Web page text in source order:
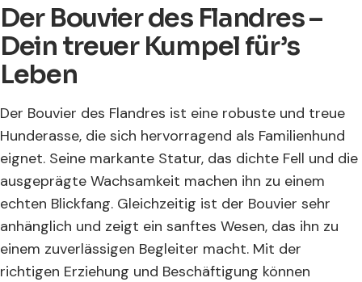
Der Bouvier des Flandres –
Dein treuer Kumpel für’s
Leben
Der Bouvier des Flandres ist eine robuste und treue
Hunderasse, die sich hervorragend als Familienhund
eignet. Seine markante Statur, das dichte Fell und die
ausgeprägte Wachsamkeit machen ihn zu einem
echten Blickfang. Gleichzeitig ist der Bouvier sehr
anhänglich und zeigt ein sanftes Wesen, das ihn zu
einem zuverlässigen Begleiter macht. Mit der
richtigen Erziehung und Beschäftigung können